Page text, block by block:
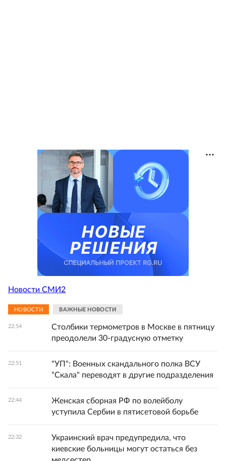
Новости СМИ2
НОВОСТИ ВАЖНЫЕ НОВОСТИ
22:54
Столбики термометров в Москве в пятницу
преодолели 30-градусную отметку
22:51
"УП": Военных скандального полка ВСУ
"Скала" переводят в другие подразделения
22:44
Женская сборная РФ по волейболу
уступила Сербии в пятисетовой борьбе
22:32
Украинский врач предупредила, что
киевские больницы могут остаться без